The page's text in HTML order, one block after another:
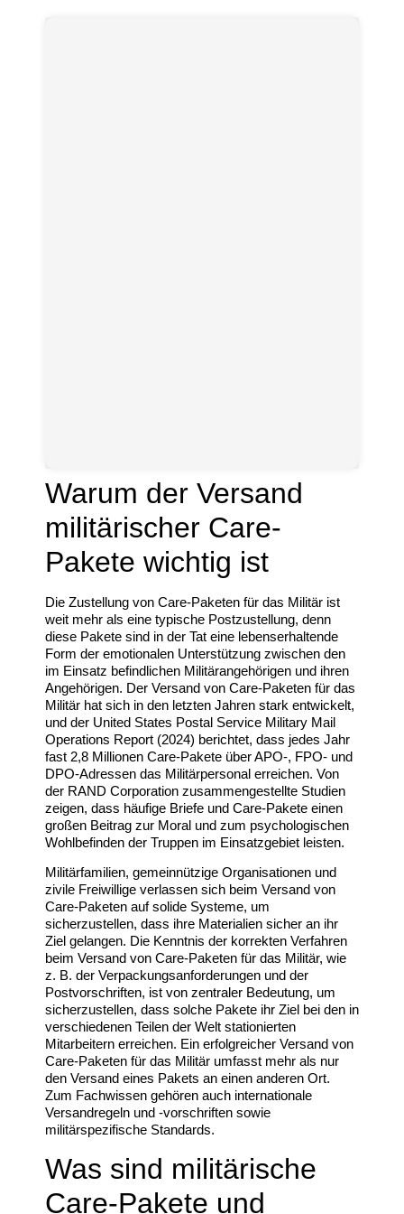
Warum der Versand
militärischer Care-
Pakete wichtig ist
Die Zustellung von Care-Paketen für das Militär ist
weit mehr als eine typische Postzustellung, denn
diese Pakete sind in der Tat eine lebenserhaltende
Form der emotionalen Unterstützung zwischen den
im Einsatz befindlichen Militärangehörigen und ihren
Angehörigen. Der Versand von Care-Paketen für das
Militär hat sich in den letzten Jahren stark entwickelt,
und der United States Postal Service Military Mail
Operations Report (2024) berichtet, dass jedes Jahr
fast 2,8 Millionen Care-Pakete über APO-, FPO- und
DPO-Adressen das Militärpersonal erreichen. Von
der RAND Corporation zusammengestellte Studien
zeigen, dass häufige Briefe und Care-Pakete einen
großen Beitrag zur Moral und zum psychologischen
Wohlbefinden der Truppen im Einsatzgebiet leisten.
Militärfamilien, gemeinnützige Organisationen und
zivile Freiwillige verlassen sich beim Versand von
Care-Paketen auf solide Systeme, um
sicherzustellen, dass ihre Materialien sicher an ihr
Ziel gelangen. Die Kenntnis der korrekten Verfahren
beim Versand von Care-Paketen für das Militär, wie
z. B. der Verpackungsanforderungen und der
Postvorschriften, ist von zentraler Bedeutung, um
sicherzustellen, dass solche Pakete ihr Ziel bei den in
verschiedenen Teilen der Welt stationierten
Mitarbeitern erreichen. Ein erfolgreicher Versand von
Care-Paketen für das Militär umfasst mehr als nur
den Versand eines Pakets an einen anderen Ort.
Zum Fachwissen gehören auch internationale
Versandregeln und -vorschriften sowie
militärspezifische Standards.
Was sind militärische
Care-Pakete und